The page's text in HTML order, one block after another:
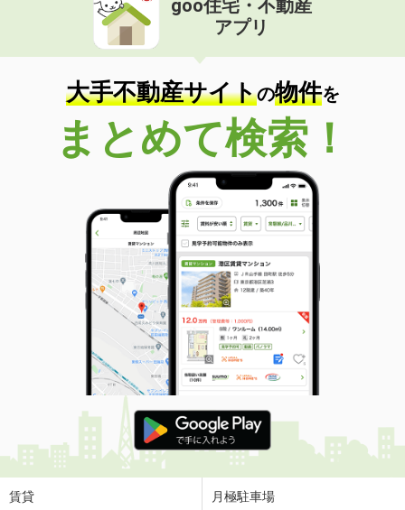
goo住宅・不動産
アプリ
大手不動産サイトの物件を
まとめて検索！
賃貸 月極駐車場